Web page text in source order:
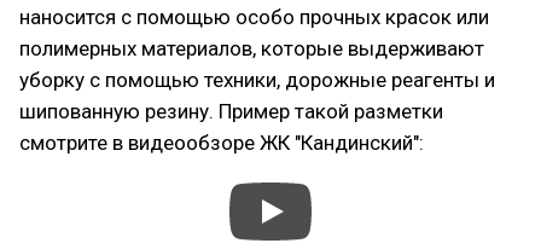
наносится с помощью особо прочных красок или
полимерных материалов, которые выдерживают
уборку с помощью техники, дорожные реагенты и
шипованную резину. Пример такой разметки
смотрите в видеообзоре ЖК "Кандинский":